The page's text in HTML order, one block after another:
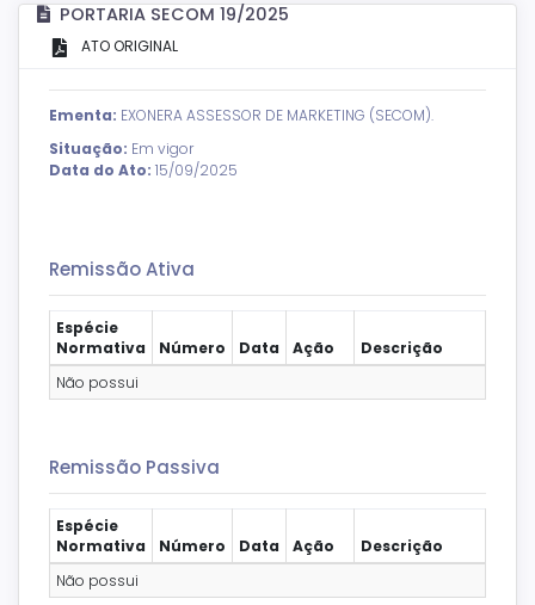
PORTARIA SECOM 19/2025
ATO ORIGINAL
Ementa: EXONERA ASSESSOR DE MARKETING (SECOM).
Situação: Em vigor
Data do Ato: 15/09/2025
Remissão Ativa
Espécie
Normativa
Número Data Ação
Descrição
Não possui
Remissão Passiva
Espécie
Normativa
Número Data Ação
Descrição
Não possui